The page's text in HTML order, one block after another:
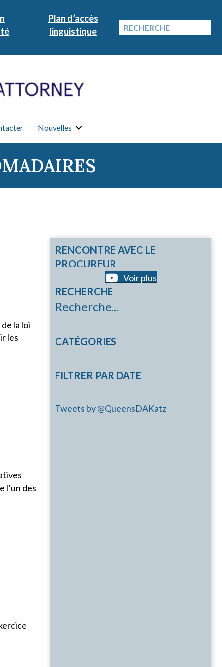
Plan d’accès
linguistique
Nouvelles
la loi
les
l’un des
RENCONTRE AVEC LE
PROCUREUR
Voir plus
RECHERCHE
Recherche...
CATÉGORIES
FILTRER PAR DATE
Tweets by @QueensDAKatz